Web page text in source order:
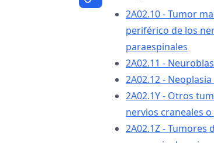
2A02.10 - Tumor
periférico de los
paraespinales
2A02.11 -
2A02.12 -
2A02.1Y - Otros
nervios craneales
2A02.1Z - Tumores